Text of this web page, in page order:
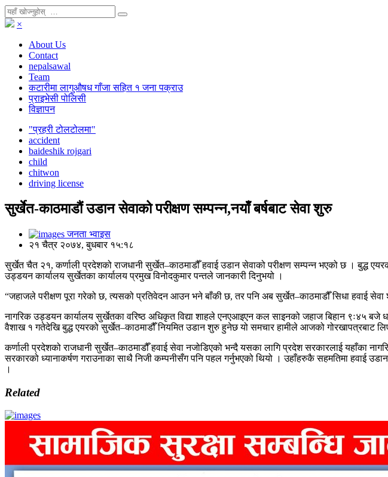
×
About Us
Contact
nepalsawal
Team
कटारीमा लागुऔषध गाँजा सहित १ जना पक्राउ
प्राइभेसी पोलिसी
विज्ञापन
"प्रहरी टोलटोलमा"
accident
baideshik rojgari
child
chitwon
driving license
सुर्खेत-काठमाडौं उडान सेवाको परीक्षण सम्पन्न,नयाँ बर्षबाट सेवा शुरु
जनता भ्वाइस
२१ चैत्र २०७४, बुधबार १५:१८
सुर्खेत चैत २१, कर्णाली प्रदेशको राजधानी सुर्खेत–काठमाडौँ हवाई उडान सेवाको परीक्षण सम्पन्न भएको छ । बुद्ध
उड्डयन कार्यालय सुर्खेतका कार्यालय प्रमुख विनोदकुमार पन्तले जानकारी दिनुभयो ।
“जहाजले परीक्षण पूरा गरेको छ, त्यसको प्रतिवेदन आउन भने बाँकी छ, तर पनि अब सुर्खेत–काठमाडौँ सिधा हवाई
नागरिक उड्डयन कार्यालय सुर्खेतका वरिष्ठ अधिकृत विद्या शाहले एनएआइएन कल साइनको जहाज बिहान ९ः४५ बजे
वैशाख १ गतेदेखि बुद्ध एयरको सुर्खेत–काठमाडौँ नियमित उडान शुरु हुनेछ यो समचार हामीले आजको गोरखापत्रबाट
कर्णाली प्रदेशको राजधानी सुर्खेत–काठमाडौँ हवाई सेवा नजोडिएको भन्दै यसका लागि प्रदेश सरकारलाई यहाँका
सरकारको ध्यानाकर्षण गराउनाका साथै निजी कम्पनीसँग पनि पहल गर्नुभएको थियो । उहाँहरुकै सहमतिमा हवाई
।
Related